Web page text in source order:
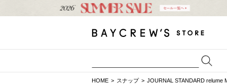
HOME スナップ JOURNAL STANDARD relume